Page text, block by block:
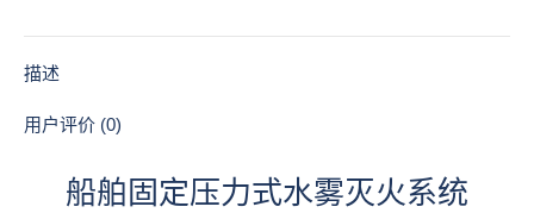
雾
灭
系
描述
用户评价 (0)
船舶固定压力式水雾灭火系统